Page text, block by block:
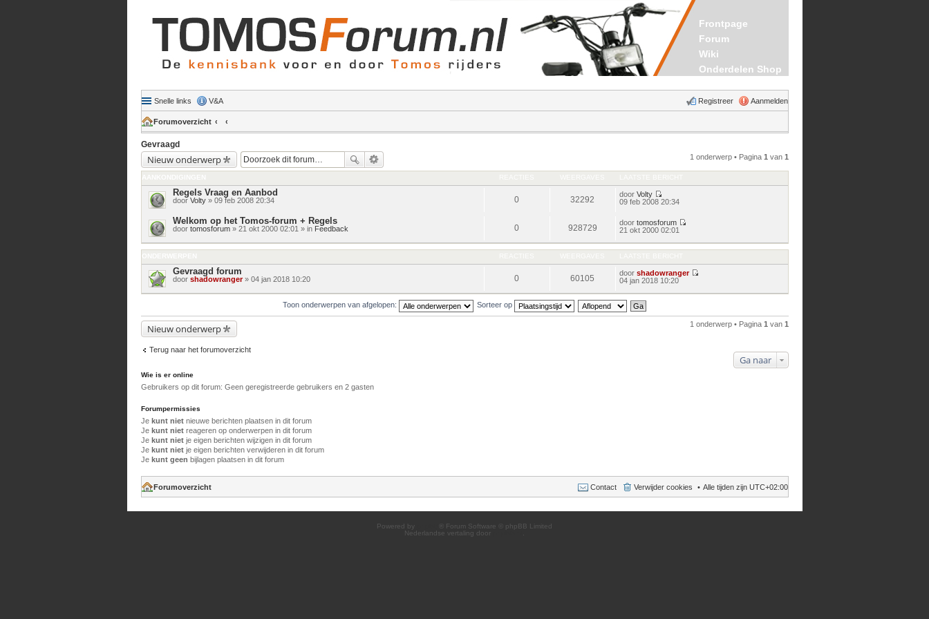
Frontpage
Forum
Wiki
Onderdelen Shop
Snelle links V&A Aanmelden
Registreer
Forumoverzicht
Gevraagd
Nieuw onderwerp 1 onderwerp • Pagina 1 van 1
Regels Vraag en Aanbod
door Volty» 09 feb 2008 20:34 0 32292
door Volty
Bekijk
09 feb 2008 20:34
Welkom op het Tomos-forum + Regels
door tomosforum» 21 okt 2000 02:01 » in Feedback 0 928729
door tomosforum
bericht
21 okt 2000 02:01
Gevraagd forum
door shadowranger» 04 jan 2018 10:20 0 60105
door shadowranger
bericht
04 jan 2018 10:20
Toon onderwerpen van afgelopen: Sorteer op
Nieuw onderwerp 1 onderwerp • Pagina 1 van 1
Terug naar het forumoverzicht
Ga naar
Wie is er online
Gebruikers op dit forum: Geen geregistreerde gebruikers en 2 gasten
Forumpermissies
Je kunt nietnieuwe berichten plaatsen in dit forum
Je kunt nietreageren op onderwerpen in dit forum
Je kunt nietje eigen berichten wijzigen in dit forum
Je kunt nietje eigen berichten verwijderen in dit forum
Je kunt geen bijlagen plaatsen in dit forum
Forumoverzicht Alle tijden zijn UTC+02:00
Verwijder cookies
Contact
Powered by
® Forum Software © phpBB Limited
Nederlandse vertaling door